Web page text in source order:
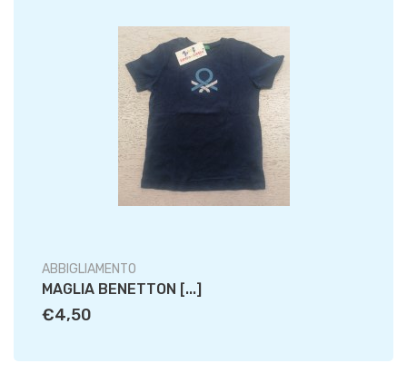
ABBIGLIAMENTO
MAGLIA BENETTON [...]
€4,50